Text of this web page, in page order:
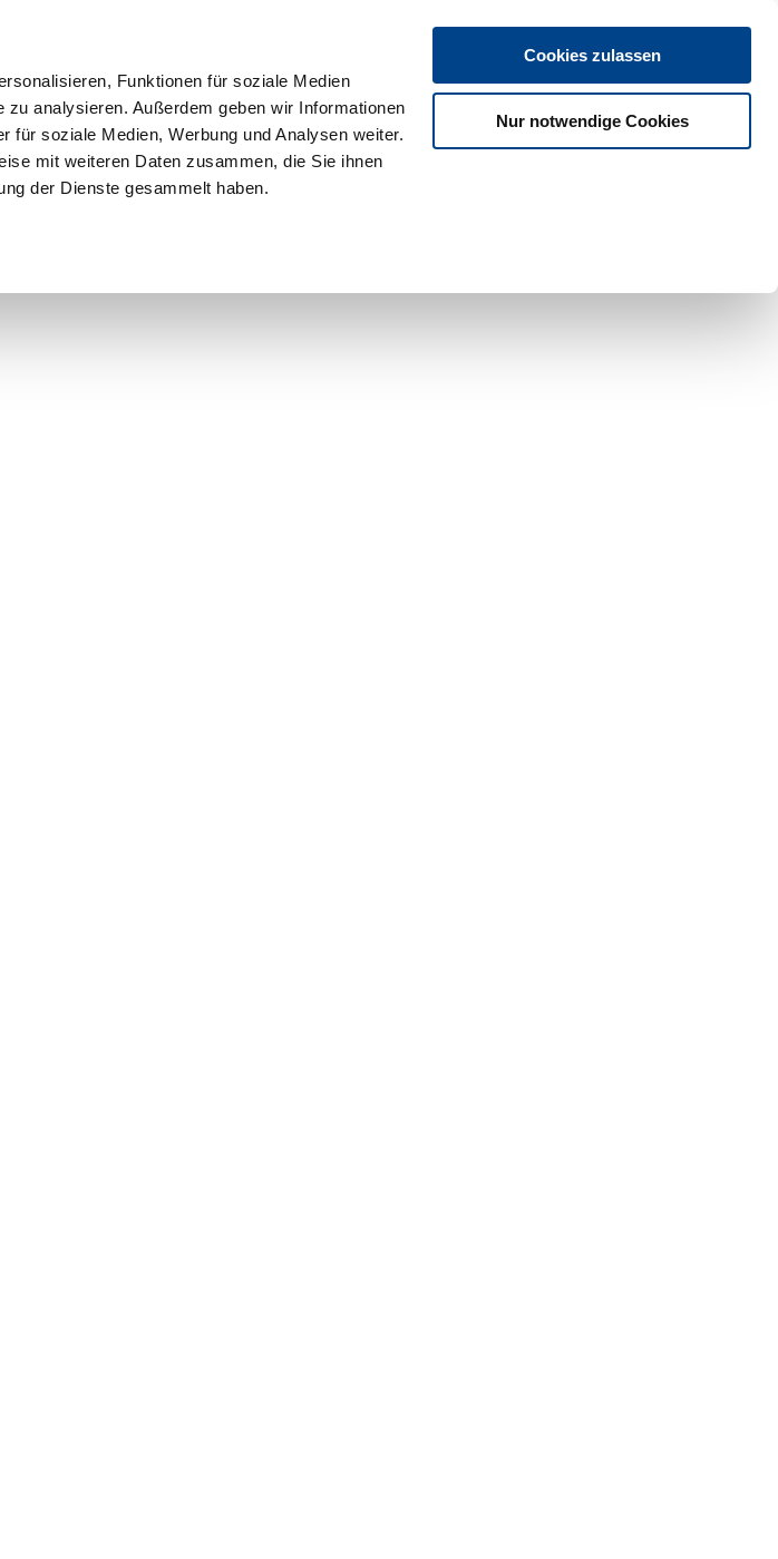
Funktionen für soziale Medien
analysieren. Außerdem geben wir Informationen
für soziale Medien, Werbung und Analysen weiter.
mit weiteren Daten zusammen, die Sie ihnen
der Dienste gesammelt haben.
Cookies zulassen
Nur notwendige Cookies